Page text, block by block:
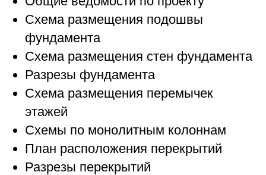
Схема размещения подошвы
фундамента
Схема размещения стен фундамента
Разрезы фундамента
Схема размещения перемычек
этажей
Схемы по монолитным колоннам
План расположения перекрытий
Разрезы перекрытий